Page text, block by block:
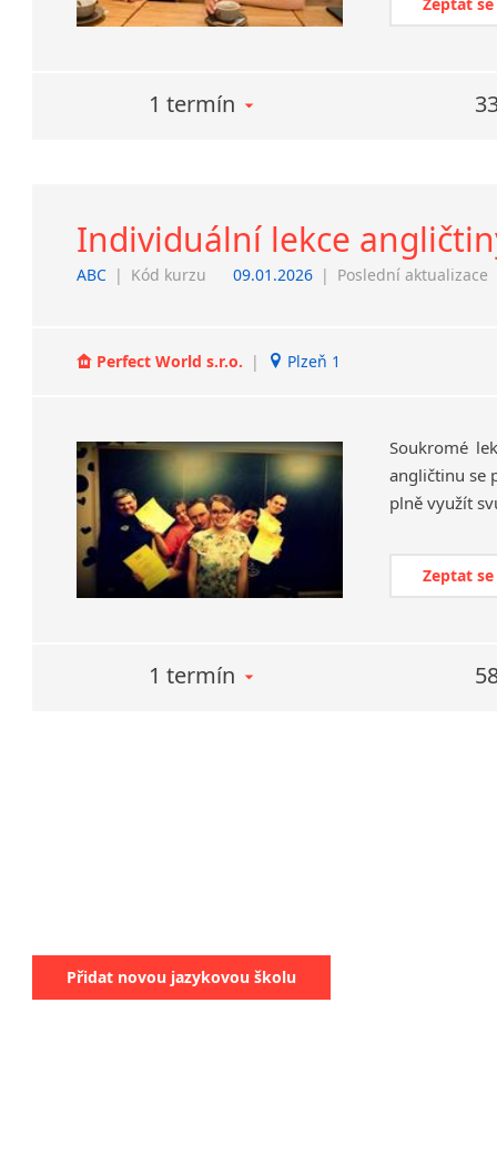
1 termín
Individuální lekce
ABC | Kód kurzu 09.01.2026 | Poslední aktualizace
Perfect World s.r.o. | Plzeň 1
Soukromé
angličtinu se
plně využít
Zeptat
1 termín
Přidat novou jazykovou školu